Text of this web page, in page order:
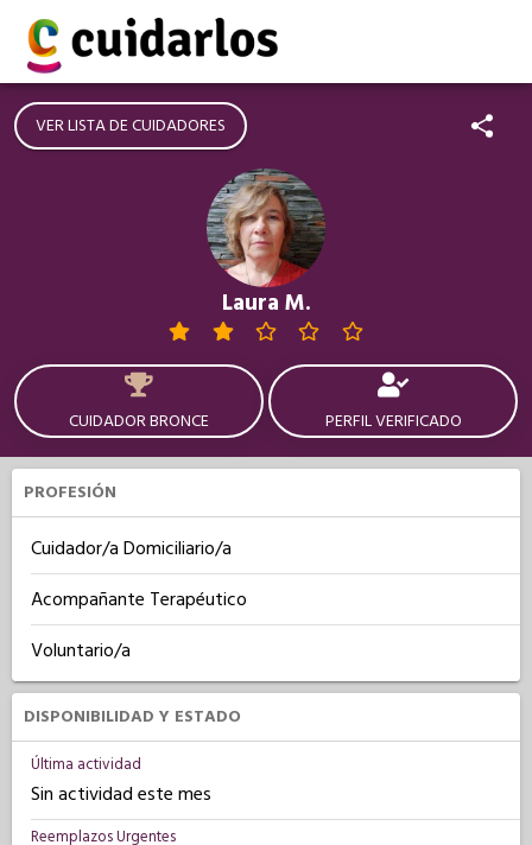
VER LISTA DE CUIDADORES
Laura M.
CUIDADOR BRONCE PERFIL VERIFICADO
PROFESIÓN
Cuidador/a Domiciliario/a
Acompañante Terapéutico
Voluntario/a
DISPONIBILIDAD Y ESTADO
Última actividad
Sin actividad este mes
Reemplazos Urgentes